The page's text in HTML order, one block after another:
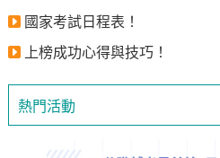
國家考試日程表！
上榜成功心得與技巧！
熱門活動